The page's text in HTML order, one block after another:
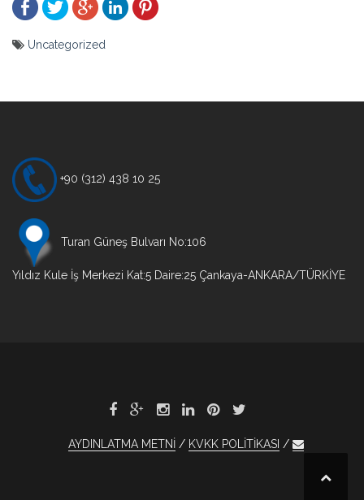
Uncategorized
+90 (312) 438 10 25
Turan Güneş Bulvarı No:106
Yıldız Kule İş Merkezi Kat:5 Daire:25 Çankaya-ANKARA/TÜRKİYE
AYDINLATMA METNİ KVKK POLİTİKASI